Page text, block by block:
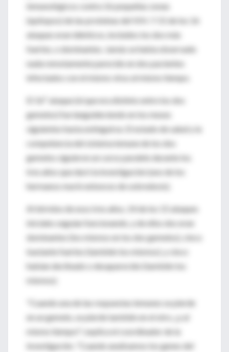
inmunológicos contra 16 pequeñas zonas
(epítopos) de las proteínas del VIH. Y 15 de los 16
ataques eran idénticos, incluidos los dos más
fuertes, o dominantes. Jamás se había observado
nada remotamente parecido en dos pacientes
infectados con el mismo virus al mismo tiempo.
El 16º ataque (el que era distinto entre los dos
gemelos) fue languideciendo en los meses
siguientes hasta extinguirse. El estado de salud y la
competencia del sistema inmune de los dos
gemelos siguieron un curso paralelo durante los
tres años que duró la investigación (uno de los
hermanos murió entonces de sobredosis).
Al término de esos tres años, 14 de los 15 ataques
iniciales seguían funcionando, y de ellos dos eran
dominantes (los mismos en los dos gemelos), cinco
bastante fuertes (también los mismos), y cinco
habían declinado o desaparecido (también los
mismos).
"Cuando una de las respuestas inmunes se pierde
en un gemelo, se pierde también en el otro, ¡y al
mismo tiempo!", explica el coordinador de la
investigación. "Cuando analizamos los genes del